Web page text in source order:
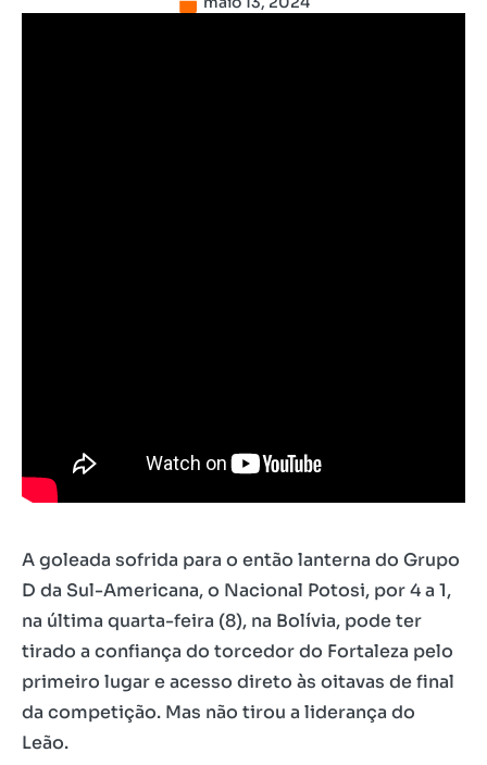
A goleada sofrida para o então lanterna do Grupo
D da Sul-Americana, o Nacional Potosi, por 4 a 1,
na última quarta-feira (8), na Bolívia, pode ter
tirado a confiança do torcedor do Fortaleza pelo
primeiro lugar e acesso direto às oitavas de final
da competição. Mas não tirou a liderança do
Leão.